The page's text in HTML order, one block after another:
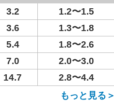
3.2
1.2〜1.5
3.6
1.3〜1.8
5.4
1.8〜2.6
7.0
2.0〜3.0
14.7
2.8〜4.4
もっと見る＞